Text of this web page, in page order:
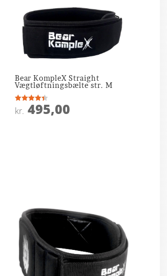
Bear KompleX Straight
Vægtløftningsbælte str. M
Vurderet
4.4
kr. 495,00